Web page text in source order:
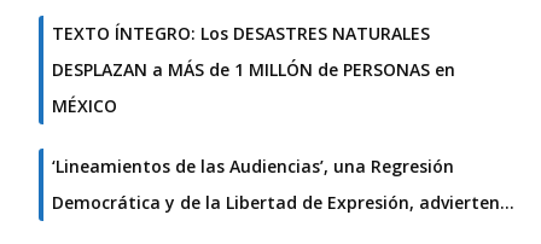
TEXTO ÍNTEGRO: Los DESASTRES NATURALES
DESPLAZAN a MÁS de 1 MILLÓN de PERSONAS en
MÉXICO
‘Lineamientos de las Audiencias’, una Regresión
Democrática y de la Libertad de Expresión, advierten…